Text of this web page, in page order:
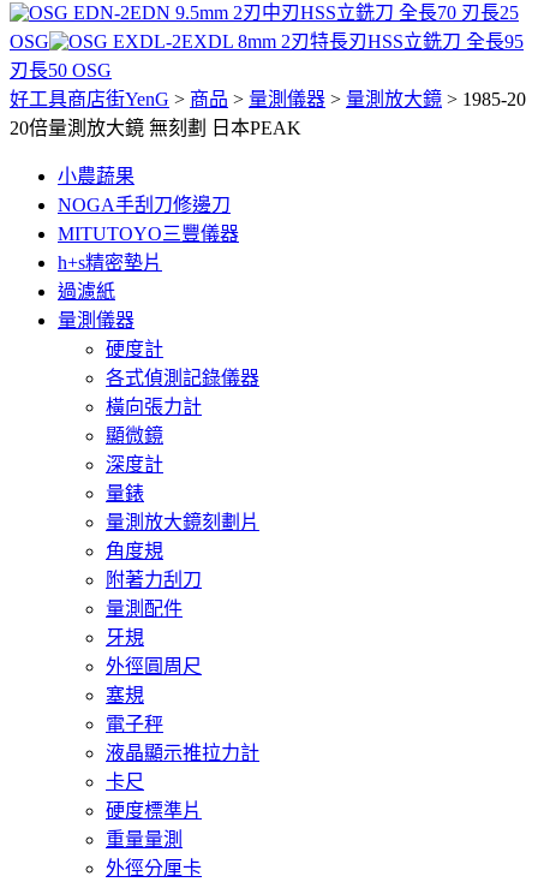
EDN 9.5mm 2刃中刃HSS立銑刀 全長70 刃長25
OSG
EXDL 8mm 2刃特長刃HSS立銑刀 全長95
刃長50 OSG
好工具商店街YenG > 商品 > 量測儀器 > 量測放大鏡 > 1985-20
20倍量測放大鏡 無刻劃 日本PEAK
小農蔬果
NOGA手刮刀修邊刀
MITUTOYO三豐儀器
h+s精密墊片
過濾紙
量測儀器
硬度計
各式偵測記錄儀器
橫向張力計
顯微鏡
深度計
量錶
量測放大鏡刻劃片
角度規
附著力刮刀
量測配件
牙規
外徑圓周尺
塞規
電子秤
液晶顯示推拉力計
卡尺
硬度標準片
重量量測
外徑分厘卡